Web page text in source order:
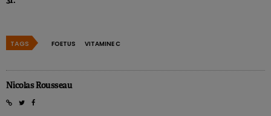
TAGS FOETUS VITAMINE C
Nicolas Rousseau